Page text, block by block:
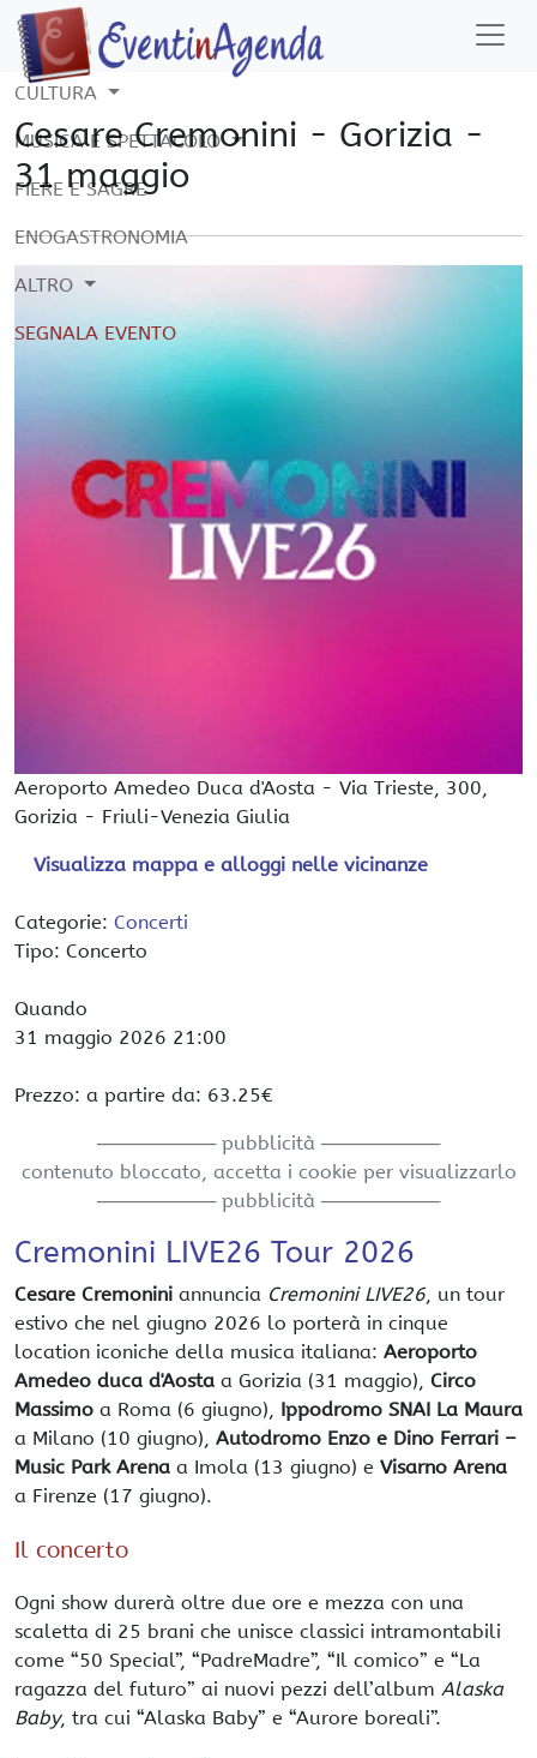
CULTURA
MUSICA E SPETTACOLO
FIERE E SAGRE
ENOGASTRONOMIA
ALTRO
SEGNALA EVENTO
Cesare Cremonini - Gorizia -
31 maggio
Aeroporto Amedeo Duca d'Aosta - Via Trieste, 300,
Gorizia - Friuli-Venezia Giulia
Visualizza mappa e alloggi nelle vicinanze
Categorie: Concerti
Tipo: Concerto
Quando
31 maggio 2026 21:00
Prezzo: a partire da: 63.25€
───────── pubblicità ─────────
contenuto bloccato, accetta i cookie per visualizzarlo
───────── pubblicità ─────────
Cremonini LIVE26 Tour 2026
Cesare Cremonini annuncia Cremonini LIVE26, un tour
estivo che nel giugno 2026 lo porterà in cinque
location iconiche della musica italiana: Aeroporto
Amedeo duca d'Aosta a Gorizia (31 maggio), Circo
Massimo a Roma (6 giugno), Ippodromo SNAI La Maura
a Milano (10 giugno), Autodromo Enzo e Dino Ferrari –
Music Park Arena a Imola (13 giugno) e Visarno Arena
a Firenze (17 giugno).
Il concerto
Ogni show durerà oltre due ore e mezza con una
scaletta di 25 brani che unisce classici intramontabili
come “50 Special”, “PadreMadre”, “Il comico” e “La
ragazza del futuro” ai nuovi pezzi dell’album Alaska
Baby, tra cui “Alaska Baby” e “Aurore boreali”.